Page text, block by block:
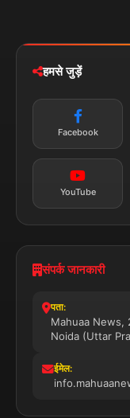
न्यूज़ अलर्ट
तत्काल अपडेट
सब्सक्राइब
हमसे जुड़ें
Facebook
YouTube
संपर्क जानकारी
पता:
Mahuaa News,
Noida (Uttar
ईमेल: